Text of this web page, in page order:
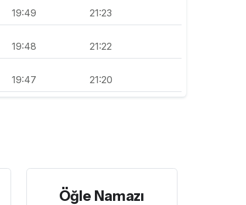
19:49 21:23
19:48 21:22
19:47 21:20
Öğle Namazı